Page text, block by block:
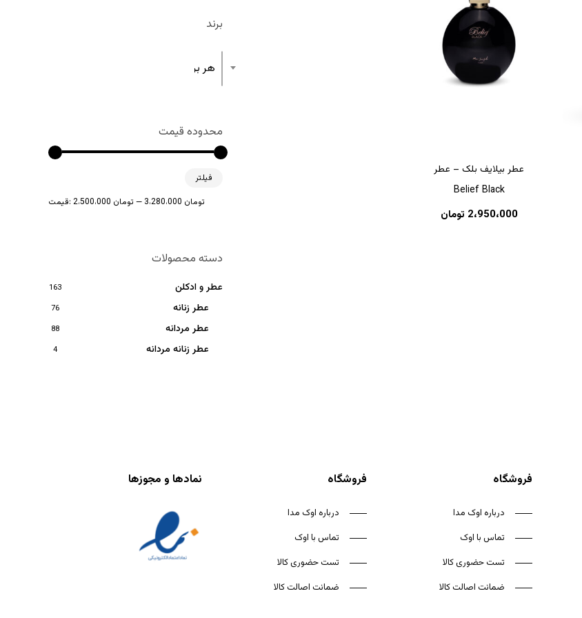
برند
هر برند
محدوده قیمت
فیلتر
قیمت:
2،500،000 تومان — 3،280،000 تومان
دسته محصولات
عطر و ادکلن 163
عطر زنانه 76
عطر مردانه 88
عطر زنانه مردانه 4
عطر بیلایف بلک – عطر
Belief Black
2،950،000 تومان
فروشگاه
درباره اوک مدا
تماس با اوک
تست حضوری کالا
ضمانت اصالت کالا
فروشگاه
درباره اوک مدا
تماس با اوک
تست حضوری کالا
ضمانت اصالت کالا
نمادها و مجوزها